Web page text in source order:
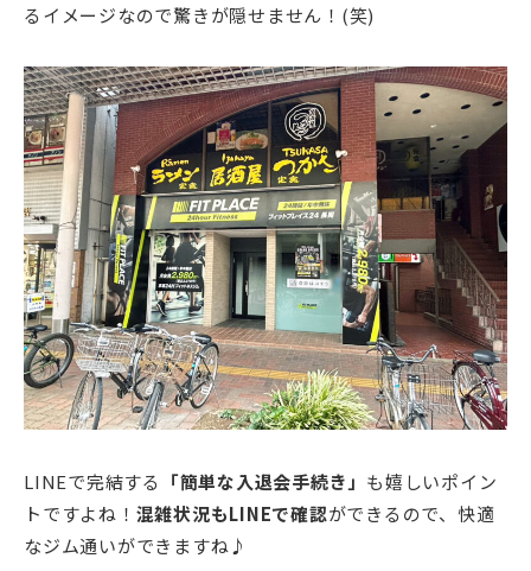
るイメージなので驚きが隠せません！(笑)
LINEで完結する 「簡単な入退会手続き」 も嬉しいポイン
トですよね！ 混雑状況もLINEで確認ができるので、快適
なジム通いができますね♪